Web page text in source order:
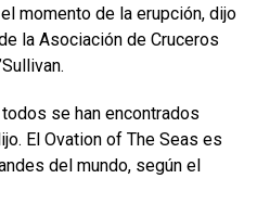
momento de la erupción, dijo
la Asociación de Cruceros
se han encontrados
El Ovation of The Seas es
del mundo, según el